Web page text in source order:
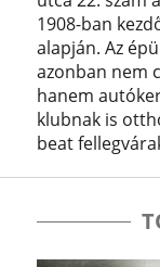
1908-ban
alapján. Az
azonban nem
hanem
klubnak is
beat